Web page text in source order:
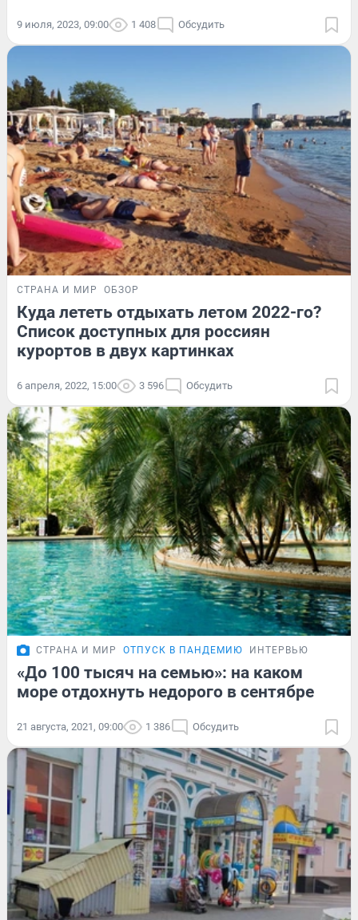
9 июля, 2023, 09:00 1 408 Обсудить
СТРАНА И МИР ОБЗОР
Куда лететь отдыхать летом 2022-го?
Список доступных для россиян
курортов в двух картинках
6 апреля, 2022, 15:00 3 596 Обсудить
СТРАНА И МИР ОТПУСК В ПАНДЕМИЮ ИНТЕРВЬЮ
«До 100 тысяч на семью»: на каком
море отдохнуть недорого в сентябре
21 августа, 2021, 09:00 1 386 Обсудить